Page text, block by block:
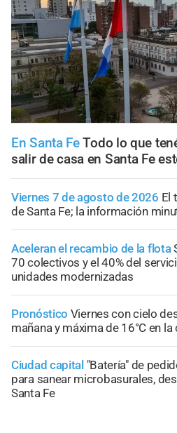
En Santa FeTodo lo que
salir de casa en Santa Fe
Viernes 7 de agosto de 2026 El
de Santa Fe; la información
Aceleran el recambio de la flota
70 colectivos y el 40% del
unidades modernizadas
Pronóstico Viernes con cielo
mañana y máxima de 16°C en
Ciudad capital "Batería" de
para sanear microbasurales,
Santa Fe